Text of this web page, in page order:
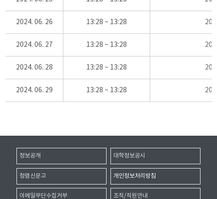
2024. 06. 26 13:28 ~ 13:28
2024. 06. 27 13:28 ~ 13:28
2024. 06. 28 13:28 ~ 13:28
2024. 06. 29 13:28 ~ 13:28
정보공개 대학정보공시
청렴신문고 개인정보처리방침
이메일무단수집거부 조직/직원안내